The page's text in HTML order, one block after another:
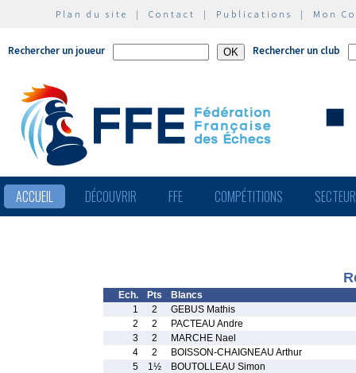
Plan du site | Contact | Publications | Mon
Rechercher un joueur Rechercher un club
ACCUEIL DÉCOUVRIR FFE COMPÉTITIONS
Ech. Pts
Blancs
1
2
GEBUS Mathis
2
2
PACTEAU Andre
3
2
MARCHE Nael
4
2
BOISSON-CHAIGNEAU Arthur
5
1½
BOUTOLLEAU Simon